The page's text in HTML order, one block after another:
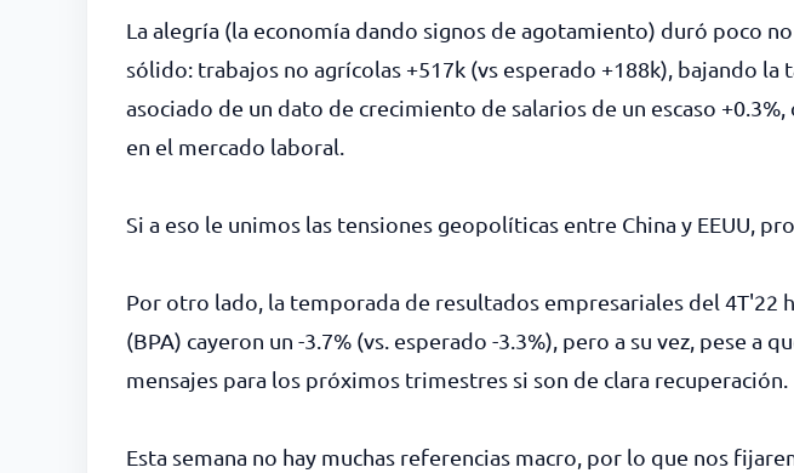
La alegría (la economía dando signos de agotamiento) duró poco
sólido: trabajos no agrícolas +517k (vs esperado +188k), bajando
asociado de un dato de crecimiento de salarios de un escaso
en el mercado laboral.
Si a eso le unimos las tensiones geopolíticas entre China y EEUU,
Por otro lado, la temporada de resultados empresariales del
(BPA) cayeron un -3.7% (vs. esperado -3.3%), pero a su vez, pese
mensajes para los próximos trimestres si son de clara recuperación.
Esta semana no hay muchas referencias macro, por lo que nos